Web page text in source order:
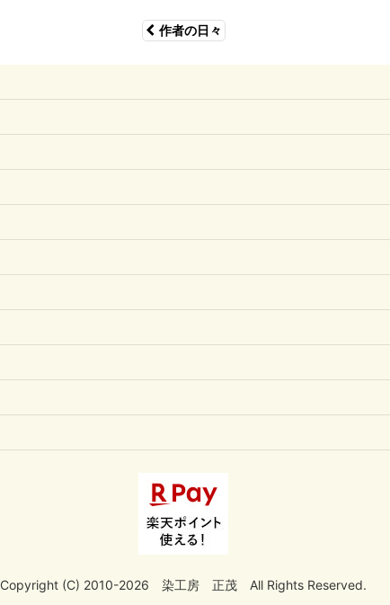
作者の日々
Copyright (C) 2010-2026 染工房 正茂 All Rights Reserved.